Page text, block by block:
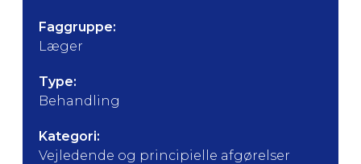
Faggruppe:
Læger
Type:
Behandling
Kategori:
Vejledende og principielle afgørelser